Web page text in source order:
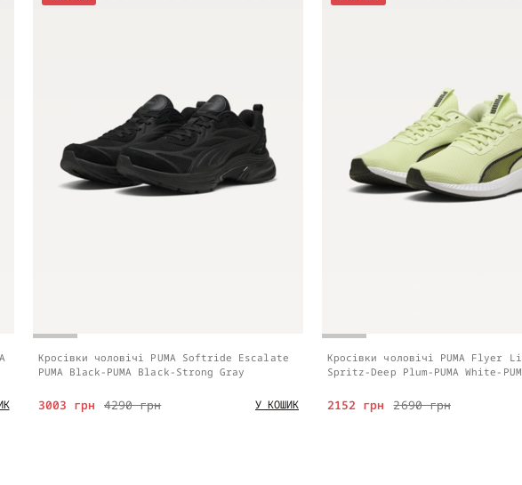
Кросівки чоловічі PUMA Softride Escalate
PUMA Black-PUMA Black-Strong Gray
4290 грн
3003 грн У КОШИК
Кросівки чоловічі PUMA Flyer
Spritz-Deep Plum-PUMA White-
2690 грн
2152 грн